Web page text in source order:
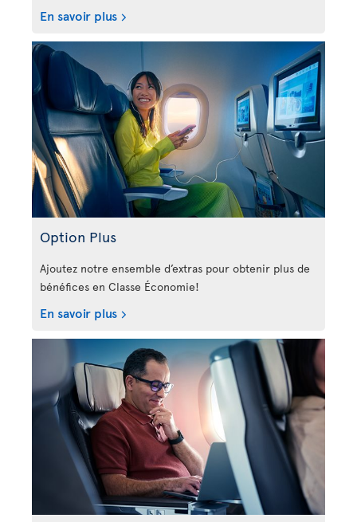
En savoir plus
Option Plus
Ajoutez notre ensemble d’extras pour obtenir plus de
bénéfices en Classe Économie!
En savoir plus